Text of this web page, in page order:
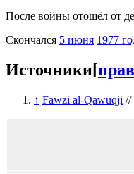
После войны отошёл от
Скончался 5 июня 1977
Источники[
↑ Fawzi al-Qawuqji //